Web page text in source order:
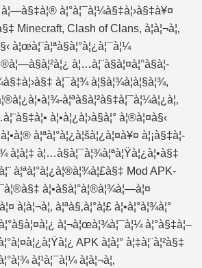
à¦—à§‡à¦® à¦°à¦¯à¦¼à§‡à¦›à§‡à¥¤
Minecraft, Clash of Clans, à¦à¦¬à¦‚
à¦œà¦¨à¦ªà§à¦°à¦¿à¦¯à¦¼
à¦…à¦¨à§à¦¤à¦°à§à¦­
à¦¯à¦¾ à¦§à¦¾à¦à¦§à¦¾,
à¦ªà§à¦²à§‡à¦¯à¦¼à¦¿à¦‚
à¦•à¦¿à¦›à§à¦° à¦®à¦¤à§‹
à¦ªà¦°à¦¿à¦šà¦¿à¦¤à¥¤ à¦¡à§‡à¦­
à¦à¦‡ à¦…à§à¦¯à¦¾à¦ªà¦Ÿà¦¿à¦•à§‡
à¦ªà¦°à¦¿à¦®à¦¾à¦£à§‡ Mod APK-
à¦•à§à¦°à¦®à¦¾à¦—à¦¤
à¦à¦¬à¦‚ à¦ªà§‚à¦°à¦£ à¦•à¦°à¦¾à¦°
à¦¬à¦œà¦¾à¦¯à¦¼ à¦°à§‡à¦–
APK à¦à¦° à¦‡à¦¨à¦²à§‡
à¦¹à¦¯à¦¼ à¦à¦¬à¦‚